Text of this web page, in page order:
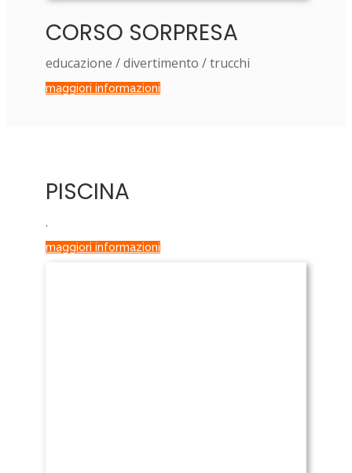
CORSO SORPRESA
educazione / divertimento / trucchi
maggiori informazioni
PISCINA
.
maggiori informazioni